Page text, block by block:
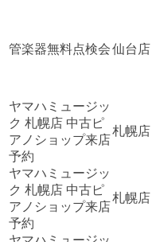
管楽器無料点検会仙台店
ヤマハミュージッ
ク 札幌店 中古ピ
アノショップ来店
予約
札幌店
ヤマハミュージッ
ク 札幌店 中古ピ
アノショップ来店
予約
札幌店